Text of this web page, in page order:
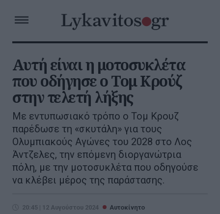
Αυτή είναι η μοτοσυκλέτα
που οδήγησε ο Τομ Κρούζ
στην τελετή λήξης
Με εντυπωσιακό τρόπο ο Τομ Κρουζ
παρέδωσε τη «σκυτάλη» για τους
Ολυμπιακούς Αγώνες του 2028 στο Λος
Άντζελες, την επόμενη διοργανώτρια
πόλη, με την μοτοσυκλέτα που οδηγούσε
να κλέβει μέρος της παράστασης.
20:45 | 12 Αυγούστου 2024
Αυτοκίνητο